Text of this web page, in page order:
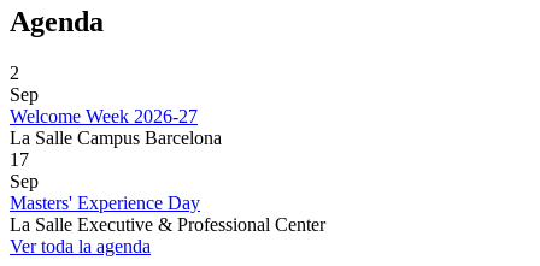
Agenda
2
Sep
Welcome Week 2026-27
La Salle Campus Barcelona
17
Sep
Masters' Experience Day
La Salle Executive & Professional Center
Ver toda la agenda